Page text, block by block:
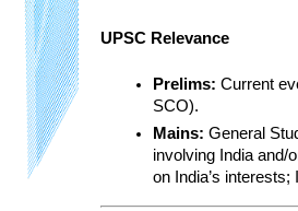
UPSC Relevance
Prelims: Current
SCO).
Mains: General
involving India and/
on India’s